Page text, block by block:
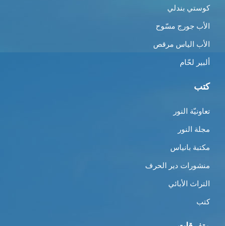
كوستي بندلي
الأب جورج مسّوح
الأب الياس مرقص
ألبير لحّام
كتب
تعاونيّة النور
مجلة النور
مكتبة بانياس
منشورات دير الحرف
التراث الأبائي
كتب